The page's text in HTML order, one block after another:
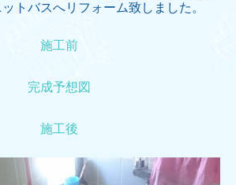
トバスへリフォーム致しました。
施工前
完成予想図
施工後